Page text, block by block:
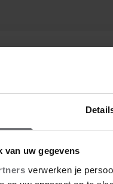
van uw gegevens
verwerken je